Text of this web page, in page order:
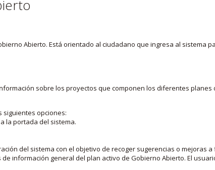
Abierto. Está orientado al ciudadano que ingresa al sistema
sobre los proyectos que componen los diferentes
siguientes opciones:
la portada del sistema.
del sistema con el objetivo de recoger sugerencias o mejoras a
información general del plan activo de Gobierno Abierto. El